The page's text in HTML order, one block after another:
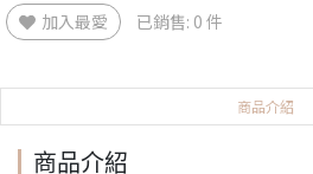
加入最愛 已銷售: 0 件
商品介紹
商品介紹